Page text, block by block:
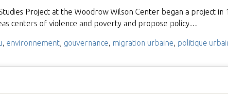
Project at the Woodrow Wilson Center began a project in
centers of violence and poverty and propose policy…
environnement, gouvernance migration urbaine politique